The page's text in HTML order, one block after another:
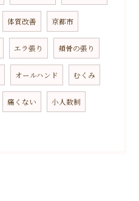
体質改善 京都市
エラ張り 頬骨の張り
オールハンド むくみ
痛くない 小人数制